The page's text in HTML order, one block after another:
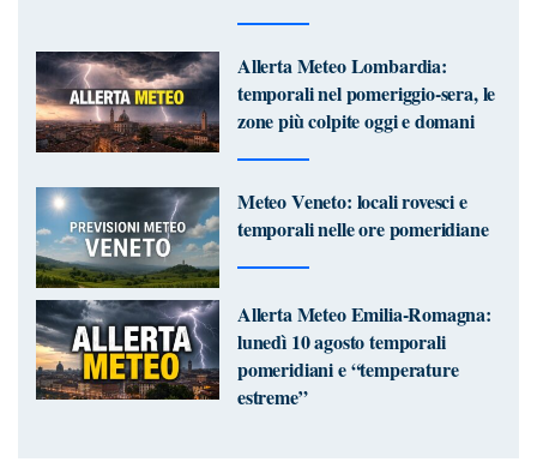
Allerta Meteo Lombardia:
temporali nel pomeriggio-sera, le
zone più colpite oggi e domani
Meteo Veneto: locali rovesci e
temporali nelle ore pomeridiane
Allerta Meteo Emilia-Romagna:
lunedì 10 agosto temporali
pomeridiani e “temperature
estreme”